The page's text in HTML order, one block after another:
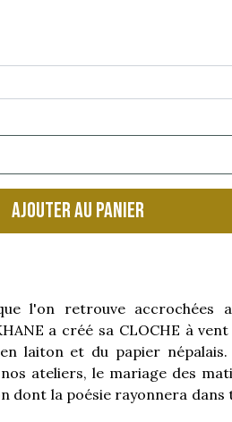
Ajouter au panier
l'on retrouve accrochées
a créé sa CLOCHE à
laiton et du papier népalais.
ateliers, le mariage des
dont la poésie rayonnera dans